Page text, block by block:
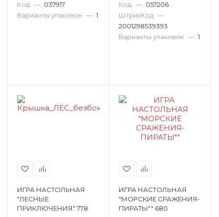
Код — 037917
Варианты упаковок — 1
Код — 057206
ШтрихКод —
2001298539393
Варианты упаковок — 1
ИГРА НАСТОЛЬНАЯ
"ЛЕСНЫЕ
ПРИКЛЮЧЕНИЯ" 778
ИГРА НАСТОЛЬНАЯ
"МОРСКИЕ СРАЖЕНИЯ-
ПИРАТЫ"" 680